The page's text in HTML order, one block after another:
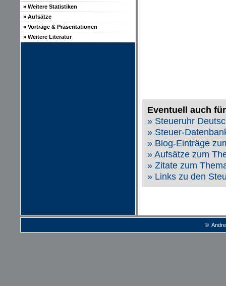
» Weitere Statistiken
» Aufsätze
» Vorträge & Präsentationen
» Weitere Literatur
Eventuell auch
» Steueruhr
» Steuer-
» Blog-Einträge
» Aufsätze zum
» Zitate zum
» Links zu den
©